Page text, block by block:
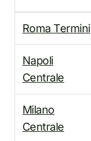
Roma Termini
Napoli
Centrale
Milano
Centrale